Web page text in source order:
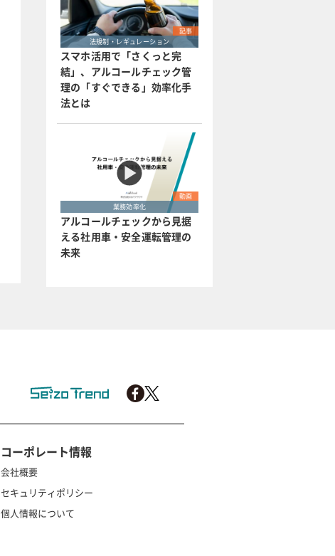
記事
法規制・レギュレーション
スマホ活用で「さくっと完
結」、アルコールチェック管
理の「すぐできる」効率化手
法とは
動画
業務効率化
アルコールチェックから見据
える社用車・安全運転管理の
未来
コーポレート情報
会社概要
セキュリティポリシー
個人情報について